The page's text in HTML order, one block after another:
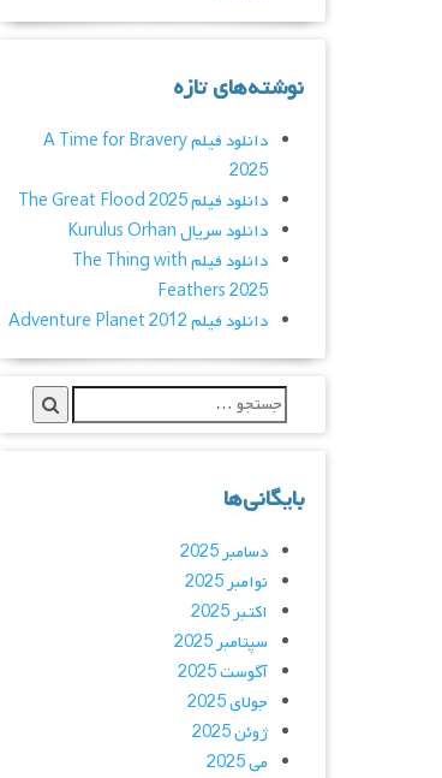
نوشته‌های تازه
دانلود فیلم A Time for Bravery
2025
دانلود فیلم The Great Flood 2025
دانلود سریال Kurulus Orhan
دانلود فیلم The Thing with
Feathers 2025
دانلود فیلم Adventure Planet 2012
بایگانی‌ها
دسامبر 2025
نوامبر 2025
اکتبر 2025
سپتامبر 2025
آگوست 2025
جولای 2025
ژوئن 2025
می 2025